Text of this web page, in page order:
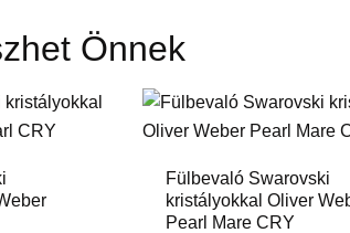
Önnek
Fülbevaló Swarovski
kristályokkal Oliver
Pearl Mare CRY